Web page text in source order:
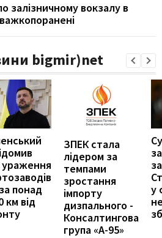
залізничному вокзалу в
bigmir)net
ураження
понад
км від
ЗПЕК стала
лідером за
темпами
зростання
імпорту
дизпального -
Консалтингова
група «А-95»
у